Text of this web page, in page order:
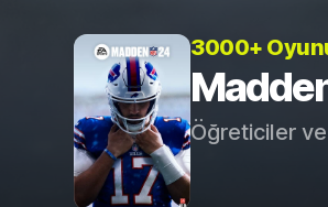
3000+
Öğreticiler